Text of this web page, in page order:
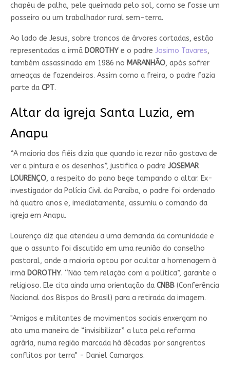
chapéu de palha, pele queimada pelo sol, como se fosse um
posseiro ou um trabalhador rural sem-terra.
Ao lado de Jesus, sobre troncos de árvores cortadas, estão
representadas a irmã DOROTHYe o padre Josimo Tavares,
também assassinado em 1986 no MARANHÃO, após sofrer
ameaças de fazendeiros. Assim como a freira, o padre fazia
parte da CPT.
Altar da igreja Santa Luzia, em
Anapu
“A maioria dos fiéis dizia que quando ia rezar não gostava de
ver a pintura e os desenhos”, justifica o padre JOSEMAR
LOURENÇO, a respeito do pano bege tampando o altar. Ex-
investigador da Polícia Civil da Paraíba, o padre foi ordenado
há quatro anos e, imediatamente, assumiu o comando da
igreja em Anapu.
Lourenço diz que atendeu a uma demanda da comunidade e
que o assunto foi discutido em uma reunião do conselho
pastoral, onde a maioria optou por ocultar a homenagem à
irmã DOROTHY. “Não tem relação com a política”, garante o
religioso. Ele cita ainda uma orientação da CNBB(Conferência
Nacional dos Bispos do Brasil) para a retirada da imagem.
"Amigos e militantes de movimentos sociais enxergam no
ato uma maneira de “invisibilizar” a luta pela reforma
agrária, numa região marcada há décadas por sangrentos
conflitos por terra" - Daniel Camargos.